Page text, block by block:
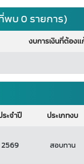
พบ 0 รายการ)
งบการเงินที่ต้อง
ระจำปี ประเภทงบ
2569 สอบทาน